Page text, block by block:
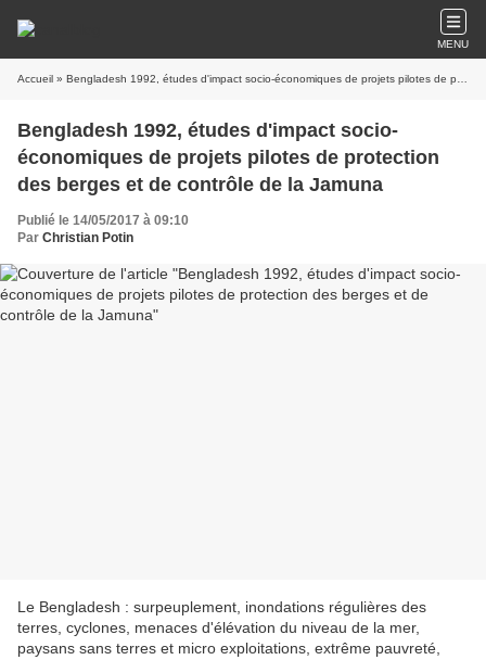
MENU
Accueil » Bengladesh 1992, études d'impact socio-économiques de projets pilotes de protection des berges et de contrôle de la Jamuna
Bengladesh 1992, études d'impact socio-
économiques de projets pilotes de protection
des berges et de contrôle de la Jamuna
Publié le 14/05/2017 à 09:10
Par Christian Potin
Le Bengladesh : surpeuplement, inondations régulières des
terres, cyclones, menaces d'élévation du niveau de la mer,
paysans sans terres et micro exploitations, extrême pauvreté,